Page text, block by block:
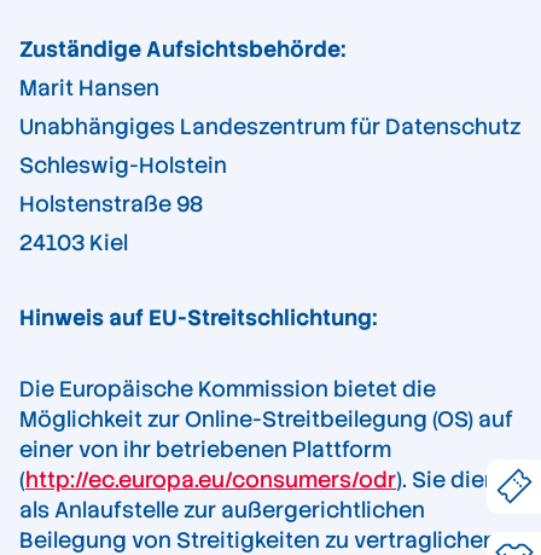
Zuständige Aufsichtsbehörde:
Marit Hansen
Unabhängiges Landeszentrum für Datenschutz
Schleswig-Holstein
Holstenstraße 98
24103 Kiel
Hinweis auf EU-Streitschlichtung:
Die Europäische Kommission bietet die
Möglichkeit zur Online-Streitbeilegung (OS) auf
einer von ihr betriebenen Plattform
(http://ec.europa.eu/consumers/odr). Sie dient
als Anlaufstelle zur außergerichtlichen
Beilegung von Streitigkeiten zu vertraglichen